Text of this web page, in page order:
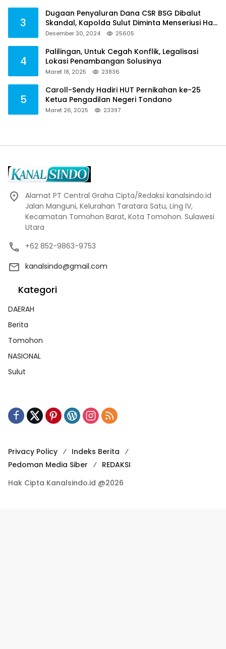
3
Dugaan Penyaluran Dana CSR BSG Dibalut
Skandal, Kapolda Sulut Diminta Menseriusi Hal
ini
Desember 30, 2024 25605
4
Palilingan, Untuk Cegah Konflik, Legalisasi
Lokasi Penambangan Solusinya
Maret 18, 2025 23836
5
Caroll-Sendy Hadiri HUT Pernikahan ke-25
Ketua Pengadilan Negeri Tondano
Maret 26, 2025 23397
Alamat PT Central Graha Cipta/Redaksi kanalsindo.id
Jalan Manguni, Kelurahan Taratara Satu, Ling IV,
Kecamatan Tomohon Barat, Kota Tomohon. Sulawesi
Utara
+62 852-9863-9753
kanalsindo@gmail.com
Kategori
DAERAH
Berita
Tomohon
NASIONAL
Sulut
Privacy Policy
Indeks Berita
Pedoman Media Siber
REDAKSI
Hak Cipta Kanalsindo.id @2026